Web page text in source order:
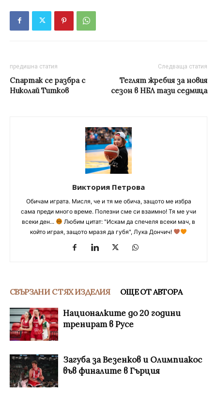
предишна статия
Спартак се разбра с
Николай Титков
Следваща статия
Теглят жребия за новия
сезон в НБЛ тази седмица
Виктория Петрова
Обичам играта. Мисля, че и тя ме обича, защото ме избра
сама преди много време. Полезни сме си взаимно! Тя ме учи
всеки ден...
Любим цитат: "Искам да спечеля всеки мач, в
който играя, защото мразя да губя", Лука Дончич!
СВЪРЗАНИ С ТЯХ ИЗДЕЛИЯ ОЩЕ ОТ АВТОРА
Националките до 20 години
тренират в Русе
Загуба за Везенков и Олимпиакос
във финалите в Гърция